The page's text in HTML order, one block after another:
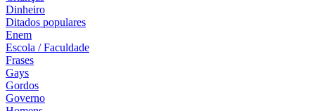
Dinheiro
Ditados populares
Enem
Escola / Faculdade
Frases
Gays
Gordos
Governo